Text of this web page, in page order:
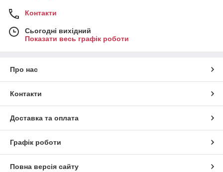
Контакти
Сьогодні вихідний
Показати весь графік роботи
Про нас
Контакти
Доставка та оплата
Графік роботи
Повна версія сайту